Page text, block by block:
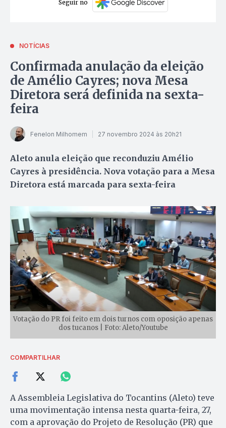
Seguir no
NOTÍCIAS
Confirmada anulação da eleição
de Amélio Cayres; nova Mesa
Diretora será definida na sexta-
feira
Fenelon Milhomem 27 novembro 2024 às 20h21
Aleto anula eleição que reconduziu Amélio
Cayres à presidência. Nova votação para a Mesa
Diretora está marcada para sexta-feira
Votação do PR foi feito em dois turnos com oposição apenas
dos tucanos | Foto: Aleto/Youtube
COMPARTILHAR
A Assembleia Legislativa do Tocantins (Aleto) teve
uma movimentação intensa nesta quarta-feira, 27,
com a aprovação do Projeto de Resolução (PR) que